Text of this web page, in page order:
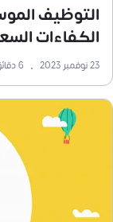
التوظيف
الكفاءات
العبدالكريم
23 نوفمبر 2023 •
6